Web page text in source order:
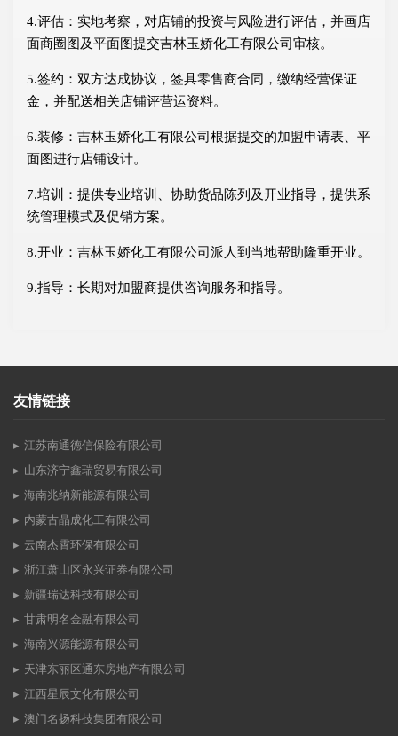
4.评估：实地考察，对店铺的投资与风险进行评估，并画店
面商圈图及平面图提交吉林玉娇化工有限公司审核。
5.签约：双方达成协议，签具零售商合同，缴纳经营保证
金，并配送相关店铺评营运资料。
6.装修：吉林玉娇化工有限公司根据提交的加盟申请表、平
面图进行店铺设计。
7.培训：提供专业培训、协助货品陈列及开业指导，提供系
统管理模式及促销方案。
8.开业：吉林玉娇化工有限公司派人到当地帮助隆重开业。
9.指导：长期对加盟商提供咨询服务和指导。
友情链接
江苏南通德信保险有限公司
山东济宁鑫瑞贸易有限公司
海南兆纳新能源有限公司
内蒙古晶成化工有限公司
云南杰霄环保有限公司
浙江萧山区永兴证券有限公司
新疆瑞达科技有限公司
甘肃明名金融有限公司
海南兴源能源有限公司
天津东丽区通东房地产有限公司
江西星辰文化有限公司
澳门名扬科技集团有限公司